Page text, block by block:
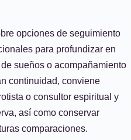
opciones de seguimiento
para profundizar en
sueños o acompañamiento
continuidad, conviene
o consultor espiritual y
así como conservar
comparaciones.